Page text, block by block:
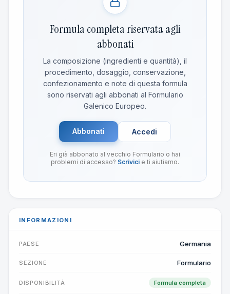
Formula completa riservata agli
abbonati
La composizione (ingredienti e quantità), il
procedimento, dosaggio, conservazione,
confezionamento e note di questa formula
sono riservati agli abbonati al Formulario
Galenico Europeo.
Abbonati Accedi
Eri già abbonato al vecchio Formulario o hai
problemi di accesso? Scrivici e ti aiutiamo.
INFORMAZIONI
PAESE Germania
SEZIONE Formulario
DISPONIBILITÀ Formula completa